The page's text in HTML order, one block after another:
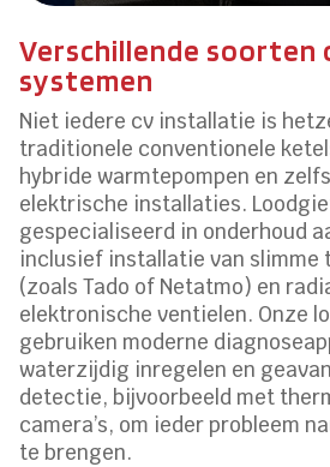
Verschillende soorten
systemen
Niet iedere cv installatie is
traditionele conventionele
hybride warmtepompen en
elektrische installaties.
gespecialiseerd in onderhoud
inclusief installatie van slimme
(zoals Tado of Netatmo) en
elektronische ventielen. Onze
gebruiken moderne
waterzijdig inregelen en
detectie, bijvoorbeeld met
camera’s, om ieder probleem
te brengen.